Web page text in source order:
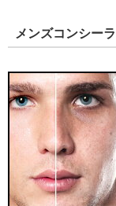
メンズコンシー